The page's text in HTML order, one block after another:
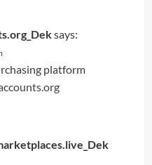
says:
platform